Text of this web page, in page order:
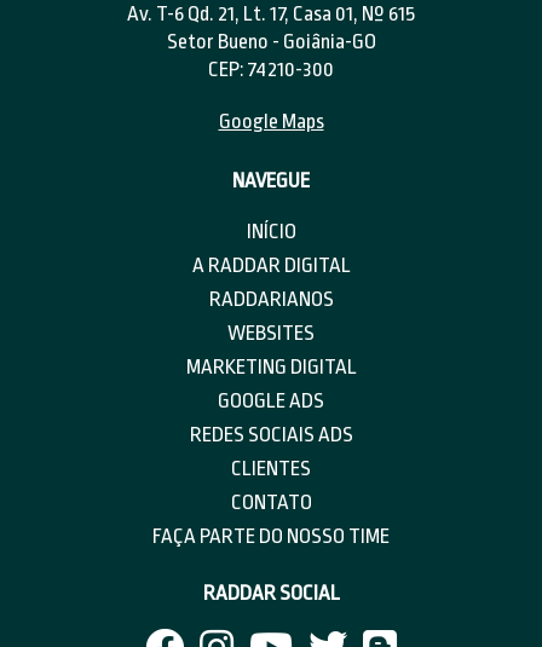
Av. T-6 Qd. 21, Lt. 17, Casa 01, Nº 615
Setor Bueno - Goiânia-GO
CEP: 74210-300
Google Maps
NAVEGUE
INÍCIO
A RADDAR DIGITAL
RADDARIANOS
WEBSITES
MARKETING DIGITAL
GOOGLE ADS
REDES SOCIAIS ADS
CLIENTES
CONTATO
FAÇA PARTE DO NOSSO TIME
RADDAR SOCIAL